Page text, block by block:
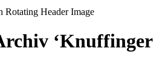
‘Knuffinger